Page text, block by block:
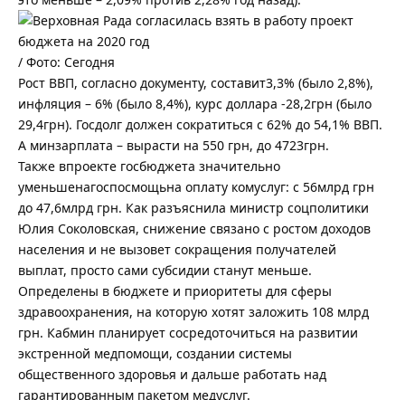
/ Фото: Сегодня
Рост ВВП, согласно документу, составит3,3% (было 2,8%),
инфляция – 6% (было 8,4%), курс доллара -28,2грн (было
29,4грн). Госдолг должен сократиться с 62% до 54,1% ВВП.
А минзарплата – вырасти на 550 грн, до 4723грн.
Также впроекте госбюджета значительно
уменьшенагоспосмощьна оплату комуслуг: с 56млрд грн
до 47,6млрд грн. Как разъяснила министр соцполитики
Юлия Соколовская, снижение связано с ростом доходов
населения и не вызовет сокращения получателей
выплат, просто сами субсидии станут меньше.
Определены в бюджете и приоритеты для сферы
здравоохранения, на которую хотят заложить 108 млрд
грн. Кабмин планирует сосредоточиться на развитии
экстренной медпомощи, создании системы
общественного здоровья и дальше работать над
гарантированным пакетом медуслуг.